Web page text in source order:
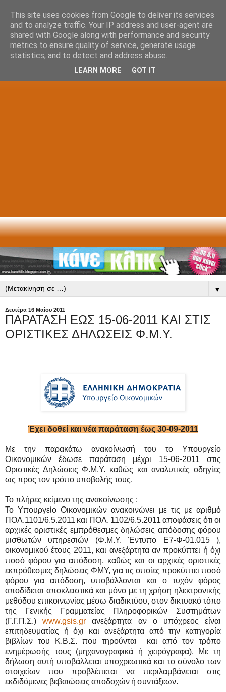
▼
Δευτέρα 16 Μαΐου 2011
ΠΑΡΑΤΑΣΗ ΕΩΣ 15-06-2011 ΚΑΙ ΣΤΙΣ
ΟΡΙΣΤΙΚΕΣ ΔΗΛΩΣΕΙΣ Φ.Μ.Υ.
Έχει δοθεί και νέα παράταση έως 30-09-2011
Με την παρακάτω ανακοίνωσή του το Υπουργείο
Οικονομικών έδωσε παράταση μέχρι 15-06-2011 στις
Οριστικές Δηλώσεις Φ.Μ.Υ. καθώς και αναλυτικές οδηγίες
ως προς τον τρόπο υποβολής τους.
Το πλήρες κείμενο της ανακοίνωσης :
Το Υπουργείο Οικονομικών ανακοινώνει με τις με αριθμό
ΠΟΛ.1101/6.5.2011 και ΠΟΛ. 1102/6.5.2011 αποφάσεις ότι οι
αρχικές οριστικές εμπρόθεσμες δηλώσεις απόδοσης φόρου
μισθωτών υπηρεσιών (Φ.Μ.Υ. Έντυπο Ε7-Φ-01.015 ),
οικονομικού έτους 2011, και ανεξάρτητα αν προκύπτει ή όχι
ποσό φόρου για απόδοση, καθώς και οι αρχικές οριστικές
εκπρόθεσμες δηλώσεις ΦΜΥ, για τις οποίες προκύπτει ποσό
φόρου για απόδοση, υποβάλλονται και ο τυχόν φόρος
αποδίδεται αποκλειστικά και μόνο με τη χρήση ηλεκτρονικής
μεθόδου επικοινωνίας μέσω διαδικτύου, στον δικτυακό τόπο
της Γενικής Γραμματείας Πληροφορικών Συστημάτων
(Γ.Γ.Π.Σ.)www.gsis.gr ανεξάρτητα αν ο υπόχρεος είναι
επιτηδευματίας ή όχι και ανεξάρτητα από την κατηγορία
βιβλίων του Κ.Β.Σ. που τηρούνται και από τον τρόπο
ενημέρωσής τους (μηχανογραφικά ή χειρόγραφα). Με τη
δήλωση αυτή υποβάλλεται υποχρεωτικά και το σύνολο των
στοιχείων που προβλέπεται να περιλαμβάνεται στις
εκδιδόμενες βεβαιώσεις αποδοχών ή συντάξεων.
This site uses cookies from Google to deliver its services
and to analyze traffic. Your IP address and user-agent are
shared with Google along with performance and security
metrics to ensure quality of service, generate usage
statistics, and to detect and address abuse.
LEARN MORE GOT IT